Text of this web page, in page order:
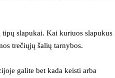
slapukai. Kai kuriuos slapukus
trečiųjų šalių tarnybos.
galite bet kada keisti arba